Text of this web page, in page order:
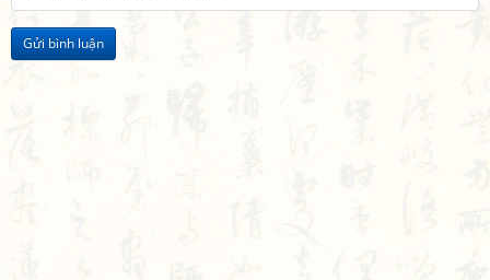
Gửi bình luận